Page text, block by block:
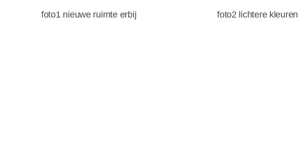
foto1 nieuwe ruimte erbij foto2 lichtere kleuren